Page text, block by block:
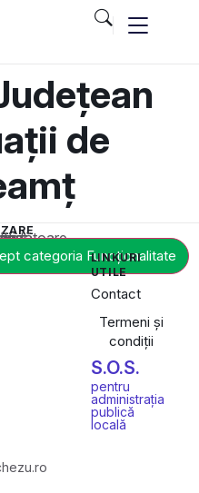
de
categoria Funcționalitate
LINKURI
UTILE
Contact
Termeni și
condiții
S.O.S.
pentru
administrația
publică
locală